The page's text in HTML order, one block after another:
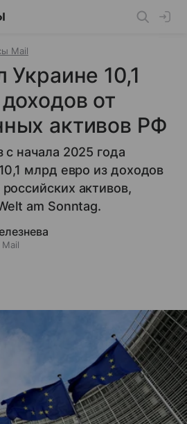
Mail
Украине 10,1
от
активов РФ
начала 2025 года
млрд евро из доходов
активов,
am Sonntag.